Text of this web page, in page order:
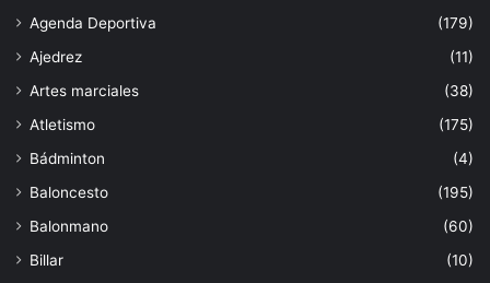
Agenda Deportiva
(179)
Ajedrez
(11)
Artes marciales
(38)
Atletismo
(175)
Bádminton
(4)
Baloncesto
(195)
Balonmano
(60)
Billar
(10)